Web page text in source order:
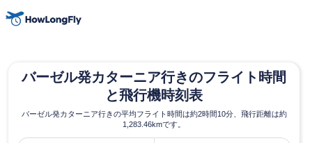
バーゼル発カターニア行きのフライト時間
と飛行機時刻表
バーゼル発カターニア行きの平均フライト時間は約2時間10分、飛行距離は約
1,283.46kmです。